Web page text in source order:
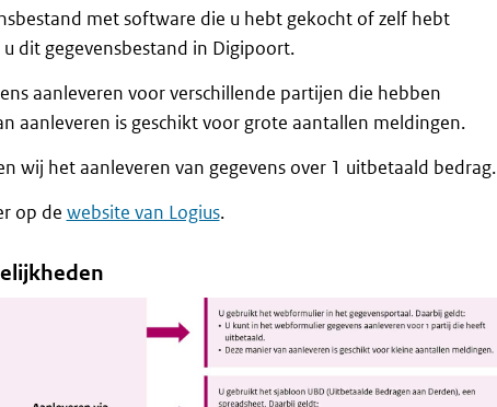
met software die u hebt gekocht of zelf hebt
dit gegevensbestand in Digipoort.
aanleveren voor verschillende partijen die hebben
aanleveren is geschikt voor grote aantallen meldingen.
wij het aanleveren van gegevens over 1 uitbetaald bedrag.
op de website van Logius.